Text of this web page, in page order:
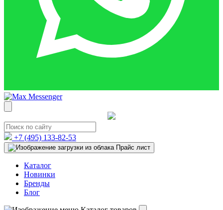
+7 (495) 133-82-53
Прайс лист
Каталог
Новинки
Бренды
Блог